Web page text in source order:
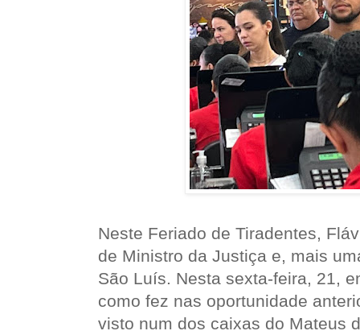
Neste Feriado de Tiradentes,
de Ministro da Justiça e, mais
São Luís. Nesta sexta-feira, 21,
como fez nas oportunidade
visto num dos caixas do Mateus